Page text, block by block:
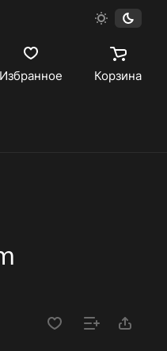
Избранное Корзина